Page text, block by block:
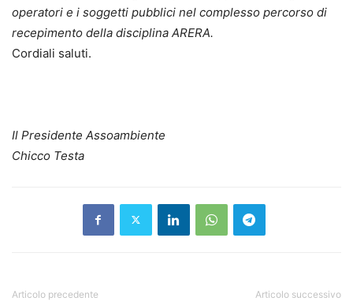
operatori e i soggetti pubblici nel complesso percorso di
recepimento della disciplina ARERA.
Cordiali saluti.
Il Presidente Assoambiente
Chicco Testa
Articolo precedente Articolo successivo